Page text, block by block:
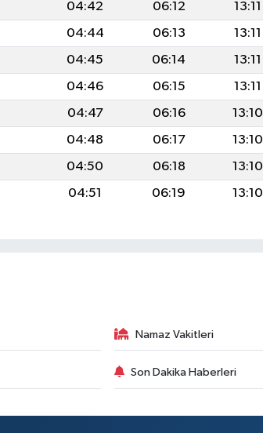
04:42 06:12 13:11
04:44 06:13 13:11
04:45 06:14 13:11
04:46 06:15 13:11
04:47 06:16 13:10
04:48 06:17 13:10
04:50 06:18 13:10
04:51 06:19 13:10
Namaz Vakitleri
Son Dakika Haberleri